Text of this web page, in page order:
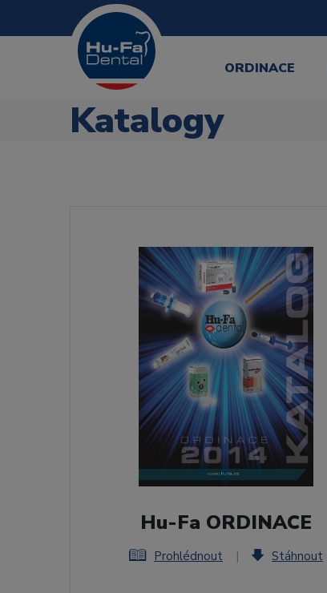
ORDINACE
Katalogy
Hu-Fa ORDINACE
Prohlédnout | Stáhnout